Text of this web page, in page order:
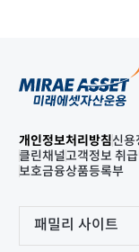
개인정보처리방침신용
클린채널고객정보 취
보호금융상품등록부
패밀리 사이트